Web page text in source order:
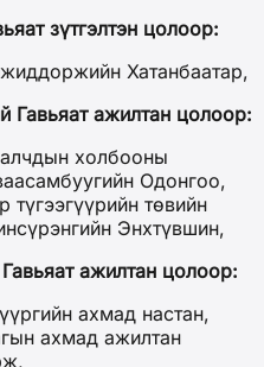
зүтгэлтэн цолоор:
Хатанбаатар,
Гавьяат ажилтан цолоор:
холбооны
Одонгоо,
төвийн
Энхтүвшин,
ажилтан цолоор:
ахмад настан,
ахмад ажилтан